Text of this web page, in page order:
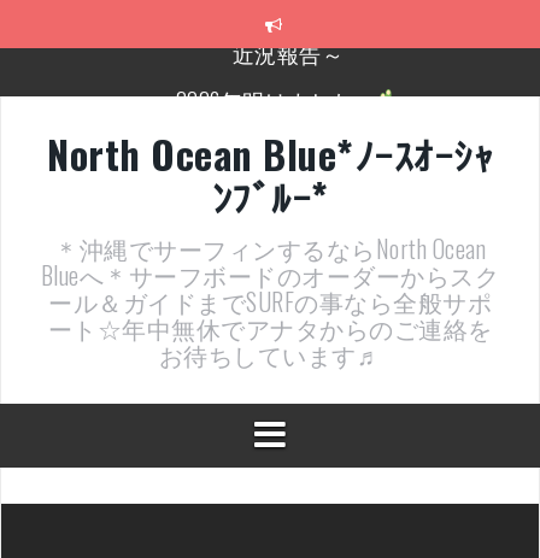
2026年明けました〜
近況報告ww
ヤッチマッターーーー！！！
支部長就任報告と支部予選・検定開催決定！
近況報告～
North Ocean Blue*ﾉｰｽｵｰｼｬ
ﾝﾌﾞﾙｰ*
＊沖縄でサーフィンするならNorth Ocean
Blueへ＊サーフボードのオーダーからスク
ール＆ガイドまでSURFの事なら全般サポ
ート☆年中無休でアナタからのご連絡を
お待ちしています♬